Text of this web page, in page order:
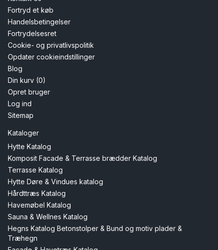
Fortryd et køb
Handelsbetingelser
Fortrydelsesret
Cookie- og privatlivspolitik
Opdater cookieindstillinger
Blog
Din kurv (0)
Opret bruger
Log ind
Sitemap
Kataloger
Hytte Katalog
Komposit Facade & Terrasse brædder Katalog
Terrasse Katalog
Hytte Døre & Vindues katalog
Hårdttræs Katalog
Havemøbel Katalog
Sauna & Wellnes Katalog
Hegns Katalog Betonstolper & Bund og motiv plader &
Træhegn